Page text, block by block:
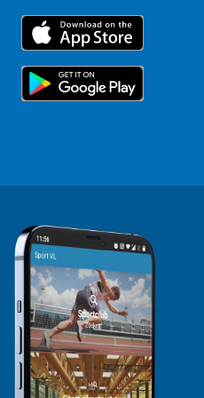
Trainers en begeleiders
Topsporters
Voor de pers